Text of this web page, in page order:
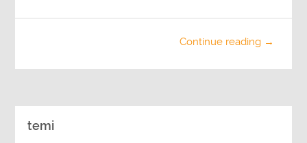
Continue reading →
temi